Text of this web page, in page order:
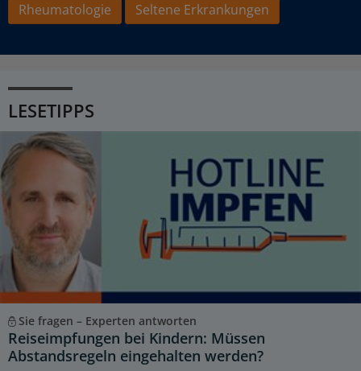
Rheumatologie
Seltene Erkrankungen
LESETIPPS
Sie fragen – Experten antworten
Reiseimpfungen bei Kindern: Müssen
Abstandsregeln eingehalten werden?